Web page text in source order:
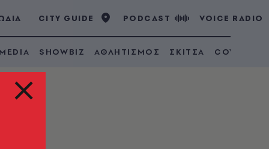
CITY GUIDE PODCAST VOICE RADIO
SHOWBIZ ΑΘΛΗΤΙΣΜΟΣ ΣΚΙΤΣΑ COVID 19